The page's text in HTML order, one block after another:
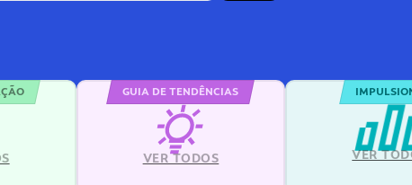
GUIA DE TENDÊNCIAS
VER TODOS VER